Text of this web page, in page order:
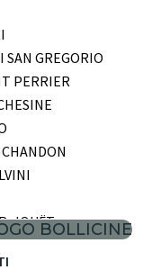
SAN GREGORIO
PERRIER
JOUËTBOLLICINE